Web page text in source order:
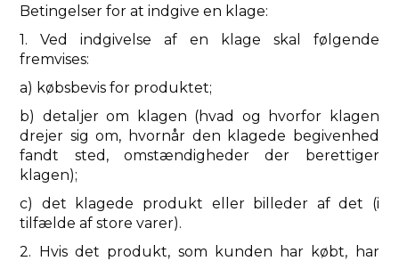
Betingelser for at indgive en klage:
1. Ved indgivelse af en klage skal følgende
fremvises:
a) købsbevis for produktet;
b) detaljer om klagen (hvad og hvorfor klagen
drejer sig om, hvornår den klagede begivenhed
fandt sted, omstændigheder der berettiger
klagen);
c) det klagede produkt eller billeder af det (i
tilfælde af store varer).
2. Hvis det produkt, som kunden har købt, har